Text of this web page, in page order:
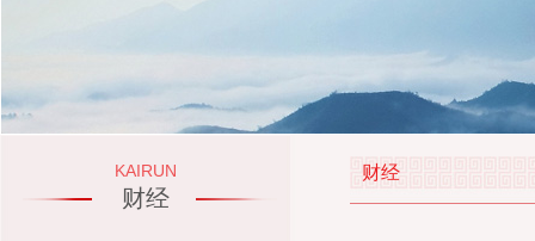
KAIRUN
财经
财经